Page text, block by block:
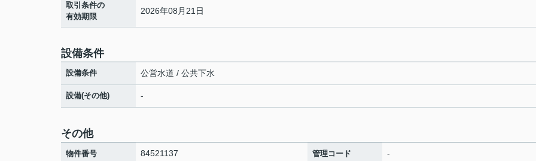
取引条件の
有効期限
2026年08月21日
設備条件
設備条件 公営水道 / 公共下水
設備(その他) -
その他
物件番号 84521137 管理コード -